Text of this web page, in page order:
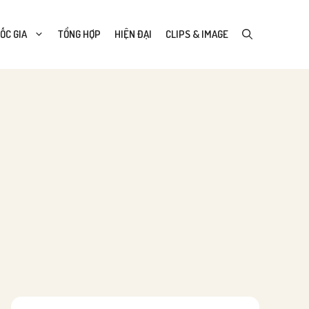
GIA TỔNG HỢP HIỆN ĐẠI CLIPS & IMAGE